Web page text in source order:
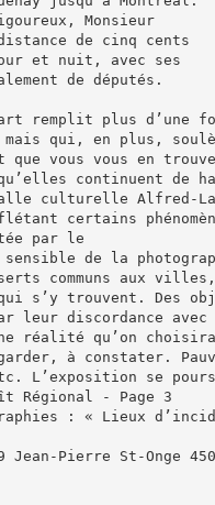
Monsieur
de cinq cents
et nuit, avec ses
de députés.
remplit plus d’une
qui, en plus,
que vous vous en
continuent de
culturelle Alfred-
certains
par le
de la
communs aux
s’y trouvent. Des
leur discordance
réalité qu’on
à constater.
L’exposition se
Régional - Page 3
: « Lieux
Jean-Pierre St-Onge